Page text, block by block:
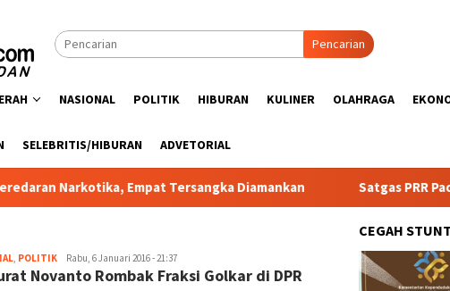
Pencarian
NASIONAL POLITIK HIBURAN KULINER OLAHRAGA
SELEBRITIS/HIBURAN ADVETORIAL
Empat Tersangka Diamankan Satgas PRR Pacu Realisasi
, POLITIK redaksi
Rabu, 6 Januari 2016 - 21:37
Novanto Rombak Fraksi Golkar di DPR
CEGAH